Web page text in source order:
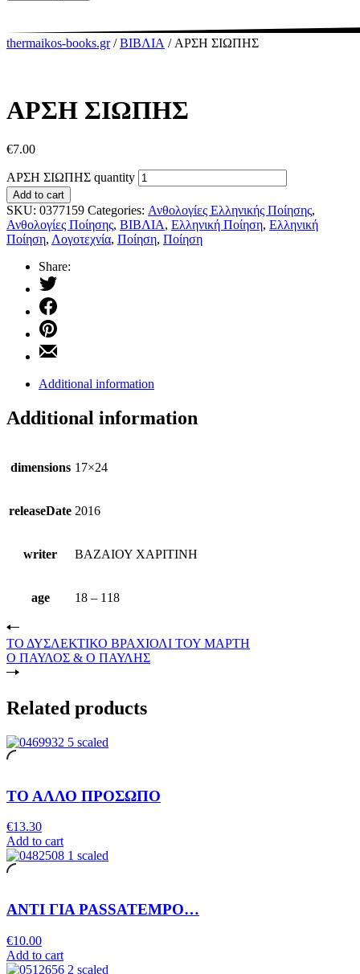
thermaikos-books.gr/ΒΙΒΛΙΑ / ΑΡΣΗ ΣΙΩΠΗΣ
ΑΡΣΗ ΣΙΩΠΗΣ
€7.00
ΑΡΣΗ ΣΙΩΠΗΣ quantity
Add to cart
SKU: 0377159 Categories: Ανθολογίες Ελληνικής Ποίησης,
Ανθολογίες Ποίησης, ΒΙΒΛΙΑ, Ελληνική Ποίηση, Ελληνική
Ποίηση, Λογοτεχνία, Ποίηση, Ποίηση
Share:
Additional information
Additional information
dimensions 17×24
releaseDate 2016
writer ΒΑΖΑΙΟΥ ΧΑΡΙΤΙΝΗ
age 18 – 118
ΤΟ ΔΥΣΛΕΚΤΙΚΟ ΒΡΑΧΙΟΛΙ ΤΟΥ ΜΑΡΤΗ
Ο ΠΑΥΛΟΣ & Ο ΠΑΥΛΗΣ
Related products
ΤΟ ΑΛΛΟ ΠΡΟΣΩΠΟ
€13.30
Add to cart
ΑΝΤΙ ΓΙΑ PASSATEMPO…
€10.00
Add to cart